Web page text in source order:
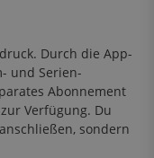
Durch die App-
und Serien-
Abonnement
Verfügung. Du
sondern